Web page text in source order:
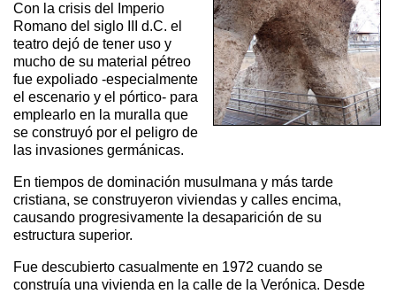
Con la crisis del Imperio
Romano del siglo III d.C. el
teatro dejó de tener uso y
mucho de su material pétreo
fue expoliado -especialmente
el escenario y el pórtico- para
emplearlo en la muralla que
se construyó por el peligro de
las invasiones germánicas.
En tiempos de dominación musulmana y más tarde
cristiana, se construyeron viviendas y calles encima,
causando progresivamente la desaparición de su
estructura superior.
Fue descubierto casualmente en 1972 cuando se
construía una vivienda en la calle de la Verónica. Desde